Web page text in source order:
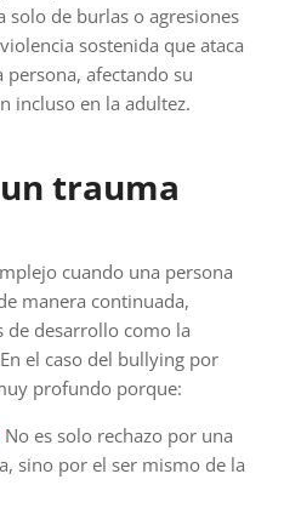
solo de burlas o agresiones
sostenida que ataca
afectando su
incluso en la adultez.
trauma
cuando una persona
manera continuada,
de desarrollo como la
el caso del bullying por
profundo porque:
No es solo rechazo por una
sino por el ser mismo de la